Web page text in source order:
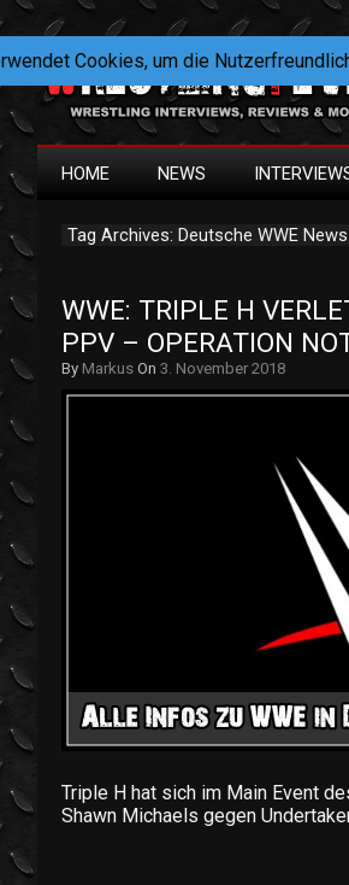
HOME NEWS
Tag Archives: Deutsche WWE News
WWE: TRIPLE H
PPV – OPERATION
By Markus On 3. November 2018
Triple H hat sich im Main Event
Shawn Michaels gegen
Cookies, um die